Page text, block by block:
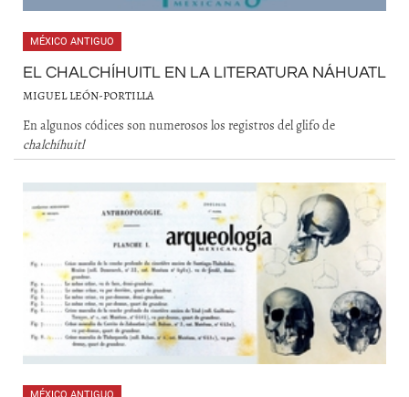
MÉXICO ANTIGUO
EL CHALCHÍHUITL EN LA LITERATURA NÁHUATL
MIGUEL LEÓN-PORTILLA
En algunos códices son numerosos los registros del glifo de
chalchíhuitl